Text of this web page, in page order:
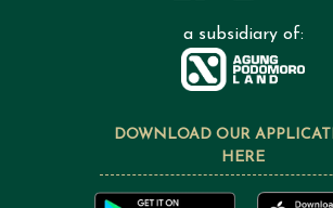
a subsidiary of:
DOWNLOAD OUR
HERE